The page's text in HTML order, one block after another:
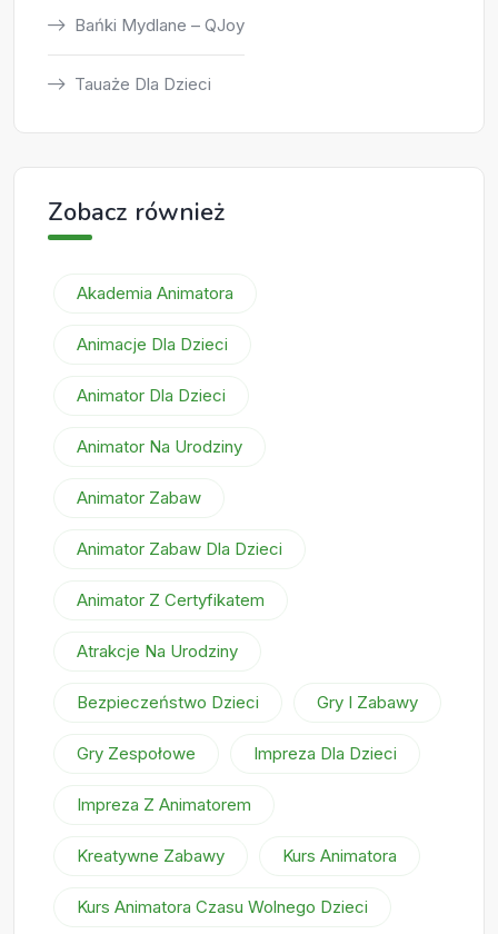
Bańki Mydlane – QJoy
Tauaże Dla Dzieci
Zobacz również
Akademia Animatora
Animacje Dla Dzieci
Animator Dla Dzieci
Animator Na Urodziny
Animator Zabaw
Animator Zabaw Dla Dzieci
Animator Z Certyfikatem
Atrakcje Na Urodziny
Bezpieczeństwo Dzieci Gry I Zabawy
Gry Zespołowe Impreza Dla Dzieci
Impreza Z Animatorem
Kreatywne Zabawy Kurs Animatora
Kurs Animatora Czasu Wolnego Dzieci